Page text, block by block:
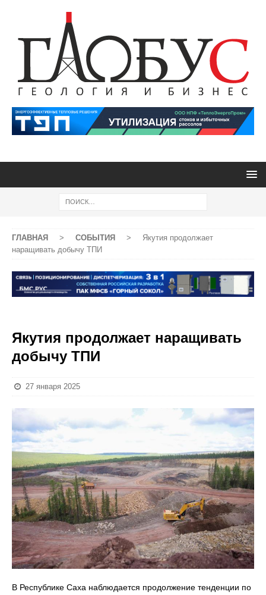
ГЛАВНАЯ > СОБЫТИЯ >
Якутия продолжает
наращивать добычу ТПИ
Якутия продолжает наращивать
добычу ТПИ
27 января 2025
В Республике Саха наблюдается продолжение тенденции по